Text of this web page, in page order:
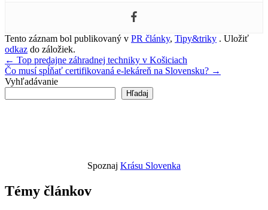
Tento záznam bol publikovaný v PR články, Tipy&triky . Uložiť
odkaz do záložiek.
Navigácia
v
← Top predajne záhradnej techniky v Košiciach
Čo musí spĺňať certifikovaná e-lekáreň na Slovensku? →
Vyhľadávanie
Hľadaj
Spoznaj Krásu Slovenka
Témy článkov